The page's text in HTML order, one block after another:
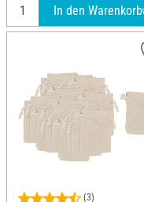
In den Warenkorb
(3)